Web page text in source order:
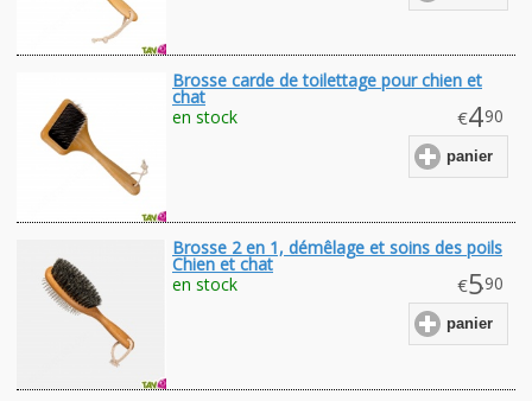
Brosse carde de toilettage pour chien et
chat
€4.90
en stock
panier
Brosse 2 en 1, démêlage et soins des poils
Chien et chat
€5.90
en stock
panier